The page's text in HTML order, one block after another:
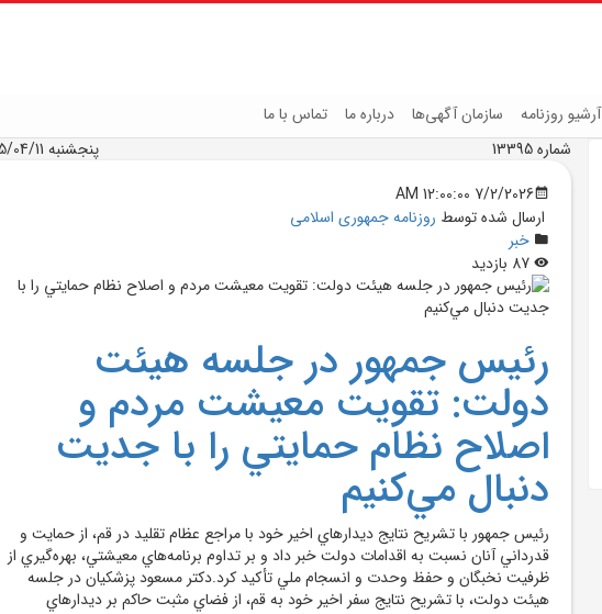
آرشیو روزنامه سازمان آگهی‌ها درباره ما تماس با ما
شماره 13395
پنجشنبه 1405/04/11
7/2/2026 12:00:00 AM
ارسال شده توسط روزنامه جمهوری اسلامی
خبر
رئيس جمهور در جلسه هيئت
دولت: تقويت معيشت مردم و
اصلاح نظام حمايتي را با جديت
دنبال مي‌کنيم
رئيس جمهور با تشريح نتايج ديدارهاي اخير خود با مراجع عظام تقليد در قم، از حمايت و
قدرداني آنان نسبت به اقدامات دولت خبر داد و بر تداوم برنامه‌هاي معيشتي، بهره‌گيري از
ظرفيت نخبگان و حفظ وحدت و انسجام ملي تأکيد کرد.دکتر مسعود پزشکيان در جلسه
هيئت دولت، با تشريح نتايج سفر اخير خود به قم، از فضاي مثبت حاکم بر ديدارهاي